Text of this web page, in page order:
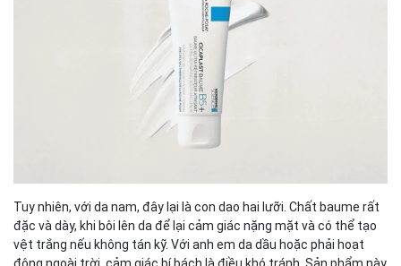
Tuy nhiên, với da nam, đây lại là con dao hai lưỡi. Chất baume rất
đặc và dày, khi bôi lên da để lại cảm giác nặng mặt và có thể tạo
vệt trắng nếu không tán kỹ. Với anh em da dầu hoặc phải hoạt